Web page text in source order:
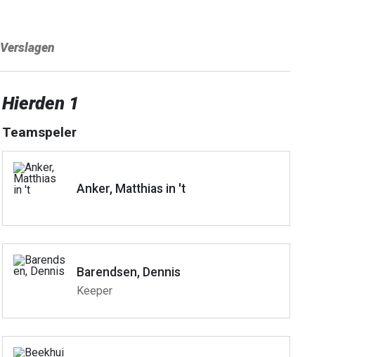
Verslagen
Hierden 1
Teamspeler
Anker, Matthias in 't
Barendsen, Dennis
Keeper